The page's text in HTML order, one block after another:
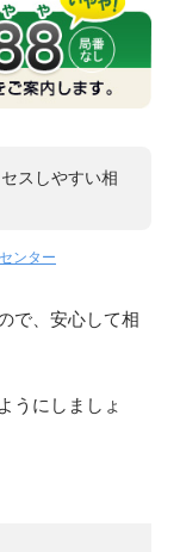
スしやすい相
ンター
で、安心して相
うにしましょ